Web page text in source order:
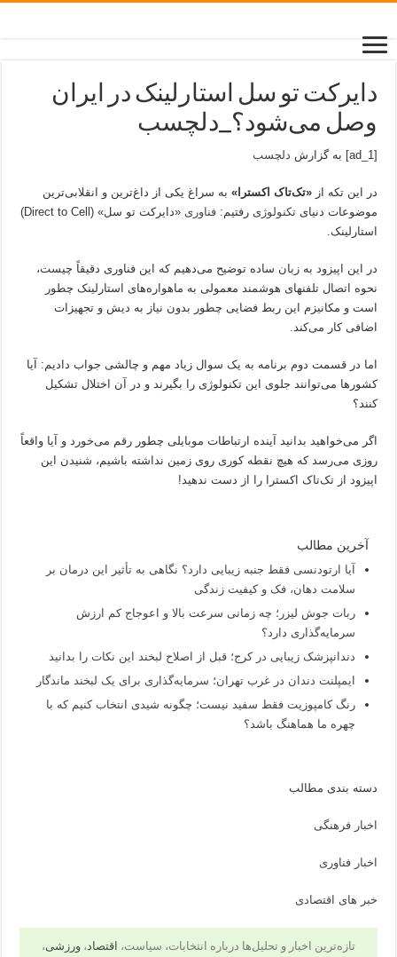
دایرکت تو سل استارلینک در ایران
وصل می‌شود؟_دلچسب
[ad_1] به گزارش دلچسب
در این تکه از«تک‌تاک اکسترا» به سراغ یکی از داغ‌ترین و انقلابی‌ترین
موضوعات دنیایتکنولوژی رفتیم:فناوری
«دایرکت تو سل» (Direct to Cell)
استارلینک.
در این اپیزود به زبان ساده توضیح می‌دهیم که این فناوری دقیقاً چیست،
نحوه اتصال تلفنهای هوشمند معمولی به ماهواره‌های استارلینک چطور
است و مکانیزم این ربط فضایی چطور بدون نیاز به دیش و تجهیزات
اضافی کار می‌کند.
اما در قسمت دوم برنامه به یک سوال زیاد مهم و چالشی جواب دادیم: آیا
کشورها می‌توانند جلوی این تکنولوژی را بگیرند و در آن اختلال تشکیل
کنند؟
اگر می‌خواهید بدانید آینده ارتباطات موبایلی چطور رقم می‌خورد و آیا واقعاً
روزی می‌رسد که هیچ نقطه کوری روی زمین نداشته باشیم، شنیدن این
اپیزود از تک‌تاک اکسترا را از دست ندهید!
آخرین مطالب
آیا ارتودنسی فقط جنبه زیبایی دارد؟ نگاهی به تأثیر این درمان بر
سلامت دهان، فک و کیفیت زندگی
ربات جوش لیزر؛ چه زمانی سرعت بالا و اعوجاج کم ارزش
سرمایه‌گذاری دارد؟
دندانپزشک زیبایی در کرج؛ قبل از اصلاح لبخند این نکات را بدانید
ایمپلنت دندان در غرب تهران؛ سرمایه‌گذاری برای یک لبخند ماندگار
رنگ کامپوزیت فقط سفید نیست؛ چگونه شیدی انتخاب کنیم که با
چهره ما هماهنگ باشد؟
دسته بندی مطالب
اخبار فرهنگی
اخبار فناوری
خبر های اقتصادی
تازه‌ترین اخبار و تحلیل‌ها درباره انتخابات، سیاست، اقتصاد، ورزشی،